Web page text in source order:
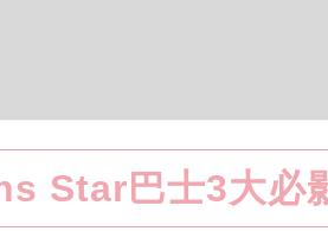
Star巴士3大必